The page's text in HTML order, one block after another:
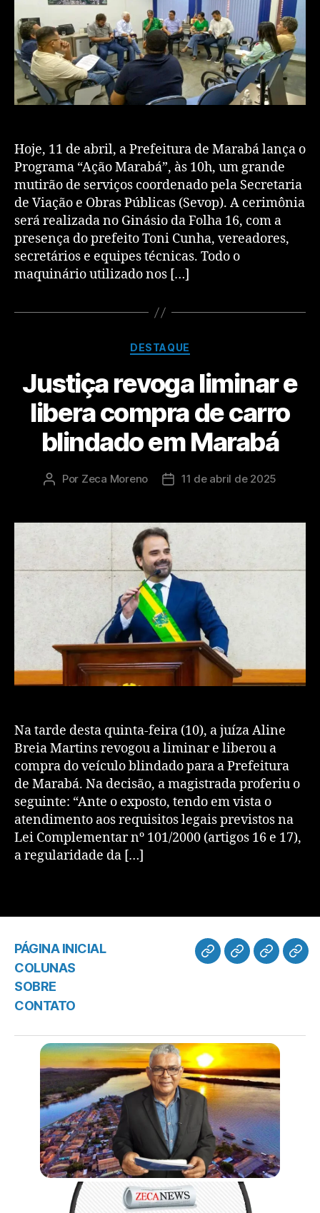
Hoje, 11 de abril, a Prefeitura de Marabá lança o
Programa “Ação Marabá”, às 10h, um grande
mutirão de serviços coordenado pela Secretaria
de Viação e Obras Públicas (Sevop). A cerimônia
será realizada no Ginásio da Folha 16, com a
presença do prefeito Toni Cunha, vereadores,
secretários e equipes técnicas. Todo o
maquinário utilizado nos […]
DESTAQUE
Justiça revoga liminar e
libera compra de carro
blindado em Marabá
Por Zeca Moreno 11 de abril de 2025
Na tarde desta quinta-feira (10), a juíza Aline
Breia Martins revogou a liminar e liberou a
compra do veículo blindado para a Prefeitura
de Marabá. Na decisão, a magistrada proferiu o
seguinte: “Ante o exposto, tendo em vista o
atendimento aos requisitos legais previstos na
Lei Complementar nº 101/2000 (artigos 16 e 17),
a regularidade da […]
PÁGINA INICIAL
COLUNAS
SOBRE
CONTATO